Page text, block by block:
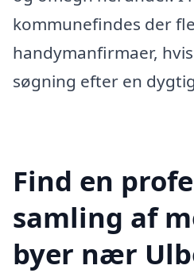
kommunefindes der
handymanfirmaer,
søgning efter en
Find en
samling af
byer nær